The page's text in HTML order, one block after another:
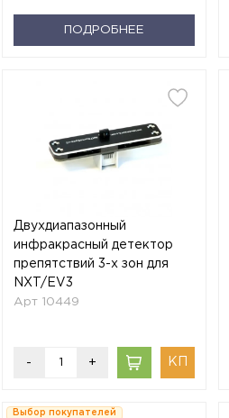
ПОДРОБНЕЕ
Двухдиапазонный
инфракрасный детектор
препятствий 3-х зон для
NXT/EV3
Арт 10449
- +
Выбор покупателей